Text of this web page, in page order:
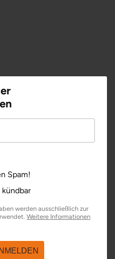
Spam!
werden ausschließlich zur
Weitere Informationen
Fenster